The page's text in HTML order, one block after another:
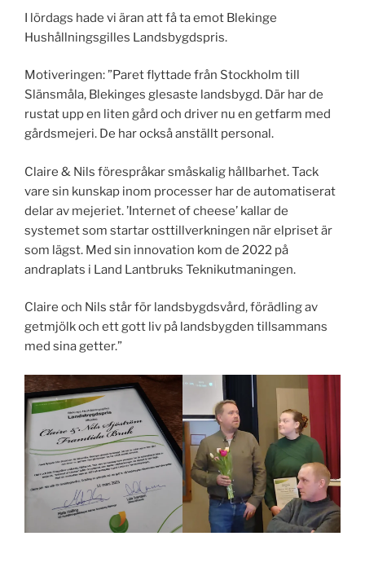
I lördags hade vi äran att få ta emot Blekinge
Hushållningsgilles Landsbygdspris.
Motiveringen: ”Paret flyttade från Stockholm till
Slänsmåla, Blekinges glesaste landsbygd. Där har de
rustat upp en liten gård och driver nu en getfarm med
gårdsmejeri. De har också anställt personal.
Claire & Nils förespråkar småskalig hållbarhet. Tack
vare sin kunskap inom processer har de automatiserat
delar av mejeriet. ’Internet of cheese’ kallar de
systemet som startar osttillverkningen när elpriset är
som lägst. Med sin innovation kom de 2022 på
andraplats i Land Lantbruks Teknikutmaningen.
Claire och Nils står för landsbygdsvård, förädling av
getmjölk och ett gott liv på landsbygden tillsammans
med sina getter.”